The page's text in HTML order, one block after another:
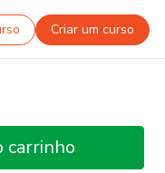
Criar um curso
carrinho